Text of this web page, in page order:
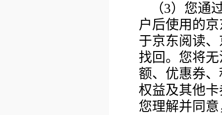
（3）您通
户后使用的
于京东阅读
找回。您将
额、优惠券
权益及其他
您理解并同